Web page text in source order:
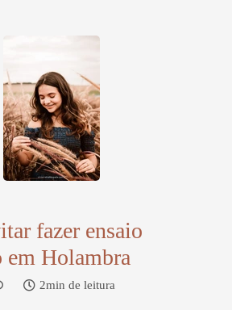
fazer ensaio
Holambra
2min de leitura